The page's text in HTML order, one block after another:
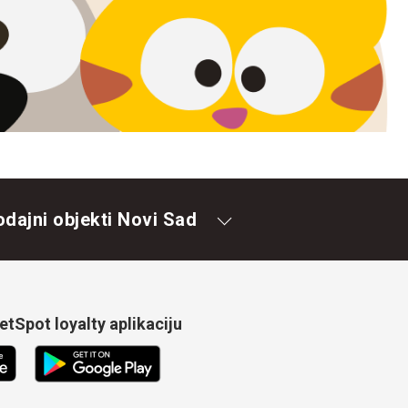
objekti Novi Sad
loyalty aplikaciju